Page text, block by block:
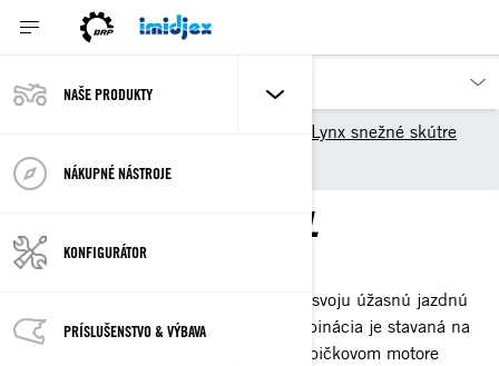
NAŠE PRODUKTY
NÁKUPNÉ NÁSTROJE
KONFIGURÁTOR
PRÍSLUŠENSTVO & VÝBAVA
Lynx snežné skútre
SNEŽNÉ SKÚTRE TRAIL
SKROŤTE AKÝKOĽVEK TRAIL
Snežné skútre Lynx trail sú známe pre svoju úžasnú jazdnú
kvalitu a špičkový výkon. Výherná kombinácia je stavaná na
účelovo vytvorenom dizajne Radien², špičkovom motore